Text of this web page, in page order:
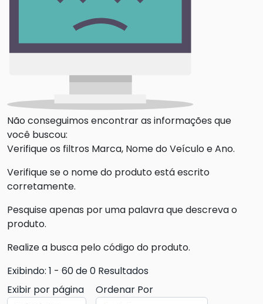
Não conseguimos encontrar as informações que
você buscou:
Verifique os filtros Marca, Nome do Veículo e Ano.
Verifique se o nome do produto está escrito
corretamente.
Pesquise apenas por uma palavra que descreva o
produto.
Realize a busca pelo código do produto.
Exibindo: 1 - 60 de 0 Resultados
Exibir por página
Ordenar Por